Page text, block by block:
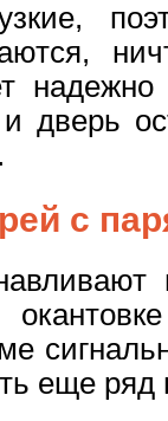
дверь
с
еще ряд